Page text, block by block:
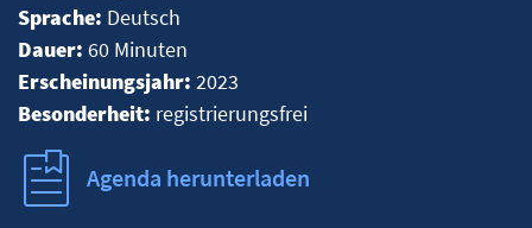
Sprache: Deutsch
Dauer: 60 Minuten
Erscheinungsjahr: 2023
Besonderheit: registrierungsfrei
Agenda herunterladen